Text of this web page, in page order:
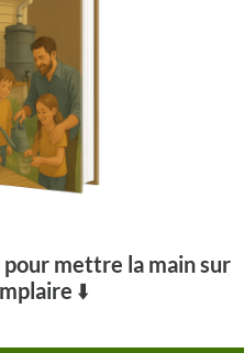
pour mettre la main sur
⬇️